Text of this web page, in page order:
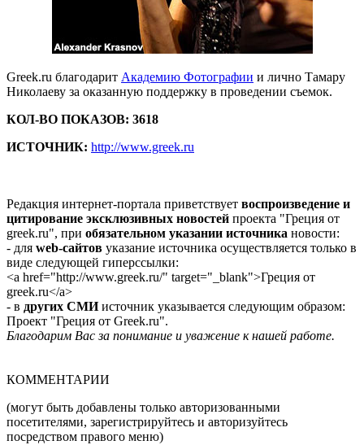
Greek.ru благодарит Академию Фотографии и лично Тамару
Николаеву за оказанную поддержку в проведении съемок.
КОЛ-ВО ПОКАЗОВ: 3618
ИСТОЧНИК: http://www.greek.ru
Редакция интернет-портала приветствует воспроизведение и
цитирование эксклюзивных новостей проекта "Греция от
greek.ru", при обязательном указании источника новости:
- для web-сайтов указание источника осуществляется только в
виде следующей гиперссылки:
<a href="http://www.greek.ru/" target="_blank">Греция от
greek.ru</a>
- в других СМИисточник указывается следующим образом:
Проект "Греция от Greek.ru".
Благодарим Вас за понимание и уважение к нашей работе.
КОММЕНТАРИИ
(могут быть добавлены только авторизованными
посетителями, зарегистрируйтесь и авторизуйтесь
посредством правого меню)